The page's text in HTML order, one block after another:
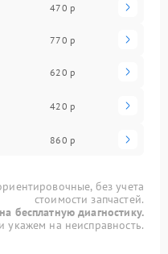
470 р
770 р
620 р
420 р
860 р
без учета
стоимости запчастей.
бесплатную диагностику.
на неисправность.